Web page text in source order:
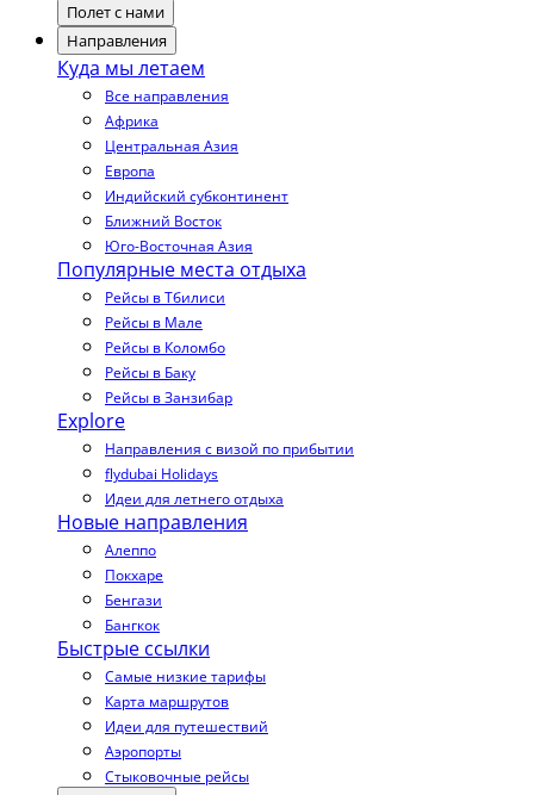
Полет с нами
Направления
Куда мы летаем
Все направления
Африка
Центральная Азия
Европа
Индийский субконтинент
Ближний Восток
Юго-Восточная Азия
Популярные места отдыха
Рейсы в Тбилиси
Рейсы в Мале
Рейсы в Коломбо
Рейсы в Баку
Рейсы в Занзибар
Explore
Направления с визой по прибытии
flydubai Holidays
Идеи для летнего отдыха
Новые направления
Алеппо
Покхаре
Бенгази
Бангкок
Быстрые ссылки
Самые низкие тарифы
Карта маршрутов
Идеи для путешествий
Аэропорты
Стыковочные рейсы